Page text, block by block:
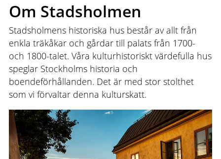
Om Stadsholmen
Stadsholmens historiska hus består av allt från
enkla träkåkar och gårdar till palats från 1700-
och 1800-talet. Våra kulturhistoriskt värdefulla hus
speglar Stockholms historia och
boendeförhållanden. Det är med stor stolthet
som vi förvaltar denna kulturskatt.